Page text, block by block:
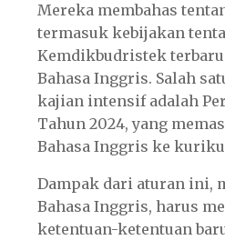
Mereka membahas
termasuk kebijakan
Kemdikbudristek
Bahasa Inggris. Salah
kajian intensif adalah
Tahun 2024, yang
Bahasa Inggris ke
Dampak dari aturan ini,
Bahasa Inggris, harus
ketentuan-ketentuan